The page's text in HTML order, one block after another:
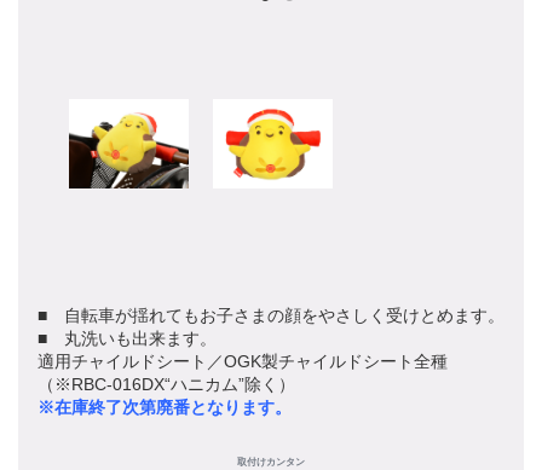
■ 自転車が揺れてもお子さまの顔をやさしく受けとめます。
■ 丸洗いも出来ます。
適用チャイルドシート／OGK製チャイルドシート全種
（※RBC-016DX“ハニカム”除く）
※在庫終了次第廃番となります。
取付けカンタン